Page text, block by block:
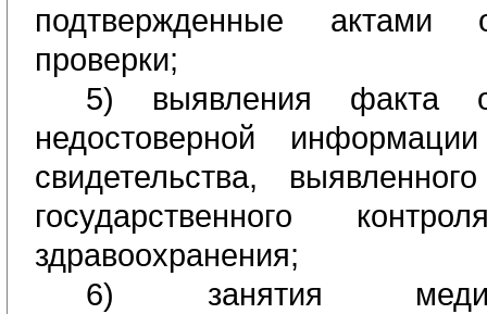
подтвержденные актами
проверки;
5) выявления факта о
недостоверной
свидетельства,
государственного
здравоохранения;
6) занятия